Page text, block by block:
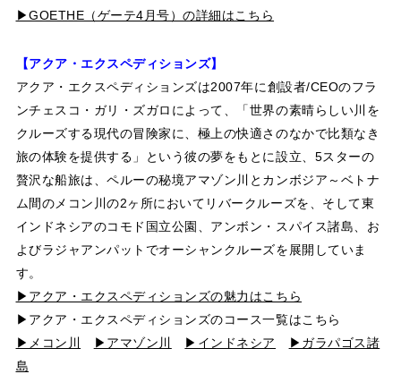
▶GOETHE（ゲーテ4月号）の詳細はこちら
【アクア・エクスペディションズ】
アクア・エクスペディションズは2007年に創設者/CEOのフラ
ンチェスコ・ガリ・ズガロによって、「世界の素晴らしい川を
クルーズする現代の冒険家に、極上の快適さのなかで比類なき
旅の体験を提供する」という彼の夢をもとに設立、5スターの
贅沢な船旅は、ペルーの秘境アマゾン川とカンボジア～ベトナ
ム間のメコン川の2ヶ所においてリバークルーズを、そして東
インドネシアのコモド国立公園、アンボン・スパイス諸島、お
よびラジャアンパットでオーシャンクルーズを展開していま
す。
▶アクア・エクスペディションズの魅力はこちら
▶アクア・エクスペディションズのコース一覧はこちら
▶メコン川
▶アマゾン川 ▶インドネシア
▶ガラパゴス諸
島